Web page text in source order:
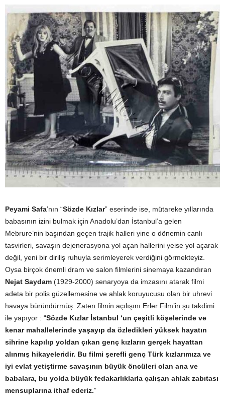
Peyami Safa’nın “Sözde Kızlar” eserinde ise, mütareke yıllarında
babasının izini bulmak için Anadolu’dan İstanbul’a gelen
Mebrure’nin başından geçen trajik halleri yine o dönemin canlı
tasvirleri, savaşın dejenerasyona yol açan hallerini yeise yol açarak
değil, yeni bir diriliş ruhuyla serimleyerek verdiğini görmekteyiz.
Oysa birçok önemli dram ve salon filmlerini sinemaya kazandıran
Nejat Saydam (1929-2000) senaryoya da imzasını atarak filmi
adeta bir polis güzellemesine ve ahlak koruyucusu olan bir uhrevi
havaya büründürmüş. Zaten filmin açılışını Erler Film’in şu takdimi
ile yapıyor : “Sözde Kızlar İstanbul ‘un çeşitli köşelerinde ve
kenar mahallelerinde yaşayıp da özledikleri yüksek hayatın
sihrine kapılıp yoldan çıkan genç kızların gerçek hayattan
alınmış hikayeleridir. Bu filmi şerefli genç Türk kızlarımıza ve
iyi evlat yetiştirme savaşının büyük öncüleri olan ana ve
babalara, bu yolda büyük fedakarlıklarla çalışan ahlak zabıtası
mensuplarına ithaf ederiz.”